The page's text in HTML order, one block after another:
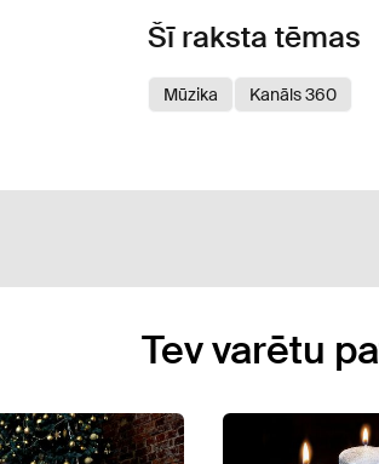
Šī raksta tēmas
Mūzika Kanāls 360
Tev varētu